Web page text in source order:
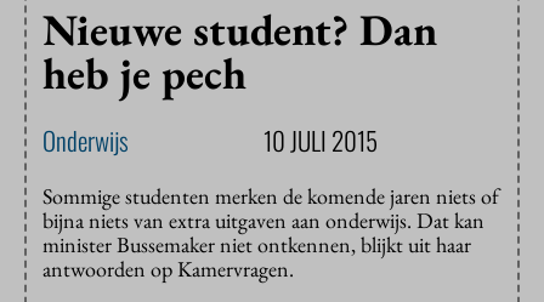
Nieuwe student? Dan
heb je pech
Onderwijs 10 JULI 2015
Sommige studenten merken de komende jaren niets of
bijna niets van extra uitgaven aan onderwijs. Dat kan
minister Bussemaker niet ontkennen, blijkt uit haar
antwoorden op Kamervragen.